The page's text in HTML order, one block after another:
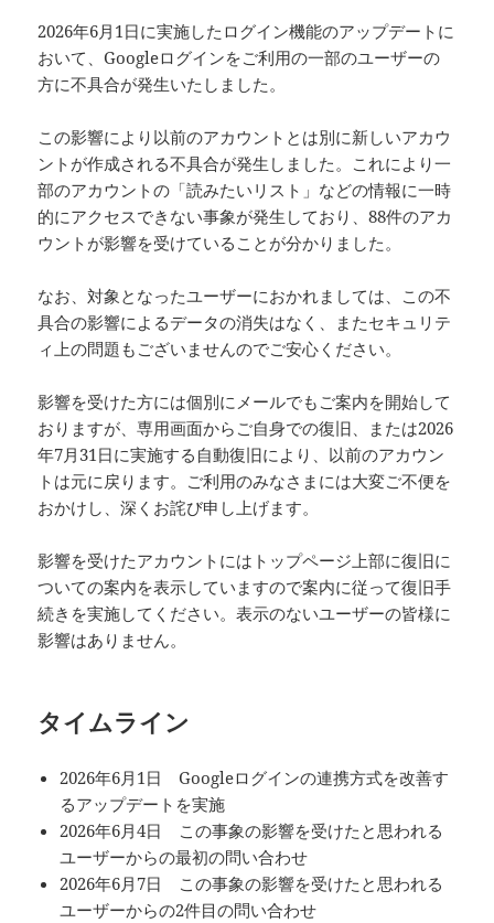
2026年6月1日に実施したログイン機能のアップデートに
おいて、Googleログインをご利用の一部のユーザーの
方に不具合が発生いたしました。
この影響により以前のアカウントとは別に新しいアカウ
ントが作成される不具合が発生しました。これにより一
部のアカウントの「読みたいリスト」などの情報に一時
的にアクセスできない事象が発生しており、88件のアカ
ウントが影響を受けていることが分かりました。
なお、対象となったユーザーにおかれましては、この不
具合の影響によるデータの消失はなく、またセキュリテ
ィ上の問題もございませんのでご安心ください。
影響を受けた方には個別にメールでもご案内を開始して
おりますが、専用画面からご自身での復旧、または2026
年7月31日に実施する自動復旧により、以前のアカウン
トは元に戻ります。ご利用のみなさまには大変ご不便を
おかけし、深くお詫び申し上げます。
影響を受けたアカウントにはトップページ上部に復旧に
ついての案内を表示していますので案内に従って復旧手
続きを実施してください。表示のないユーザーの皆様に
影響はありません。
タイムライン
2026年6月1日 Googleログインの連携方式を改善す
るアップデートを実施
2026年6月4日 この事象の影響を受けたと思われる
ユーザーからの最初の問い合わせ
2026年6月7日 この事象の影響を受けたと思われる
ユーザーからの2件目の問い合わせ